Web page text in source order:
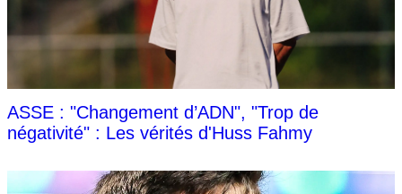
ASSE : "Changement d’ADN", "Trop de
négativité" : Les vérités d'Huss Fahmy